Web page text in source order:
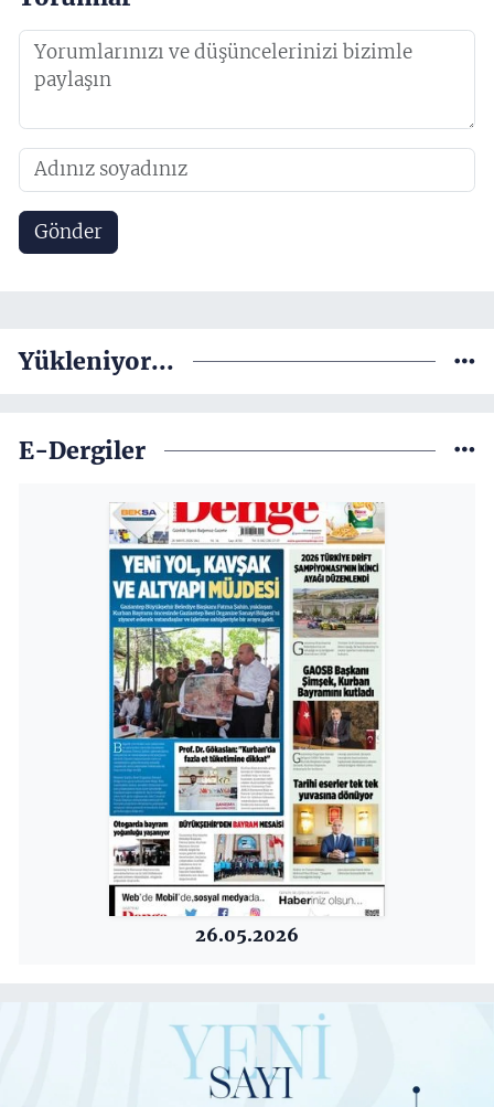
Gönder
Yükleniyor...
E-Dergiler
26.05.2026